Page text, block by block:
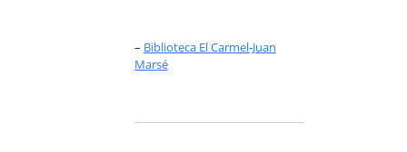
– Biblioteca El Carmel-Juan
Marsé